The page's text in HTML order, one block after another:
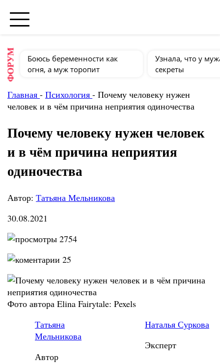
ФОРУМ
Боюсь беременности как
огня, а муж торопит
Узнала, что у
секреты
Главная - Психология - Почему человеку нужен
человек и в чём причина неприятия одиночества
Почему человеку нужен человек
и в чём причина неприятия
одиночества
Автор: Татьяна Мельникова
30.08.2021
2754
25
Фото автора Elina Fairytale: Pexels
Татьяна
Мельникова
Автор
Наталья Суркова
Эксперт